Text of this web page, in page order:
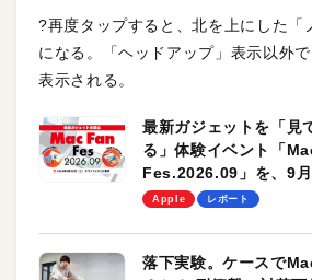
?再度タップすると、北を上にした「
になる。「ヘッドアップ」表示以外
表示される。
最新ガジェットを「見
る」体験イベント「
Fes.2026.09」を、9
します！
Apple レポート
落下実験。ケースで